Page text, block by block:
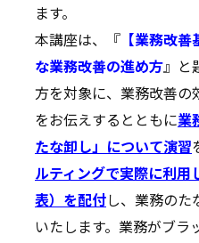
ます。
本講座は、『 【業務改
な業務改善の進め方』と
方を対象に、業務改善
をお伝えするとともに業
たな卸し」について演習
ルティングで実際に利用
表）を配付し、業務の
いたします。業務がブラ